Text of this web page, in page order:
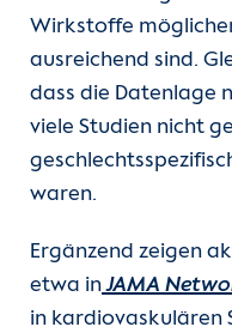
Wirkstoffe
ausreichend sind.
dass die Datenlage
viele Studien nicht
waren.
Ergänzend zeigen
etwa inJAMA
in kardiovaskulären